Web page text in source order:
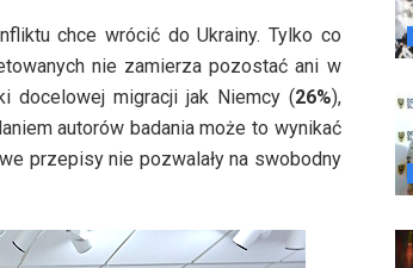
chce wrócić do Ukrainy. Tylko co
nie zamierza pozostać ani w
docelowej migracji jak Niemcy (26%),
autorów badania może to wynikać
przepisy nie pozwalały na swobodny